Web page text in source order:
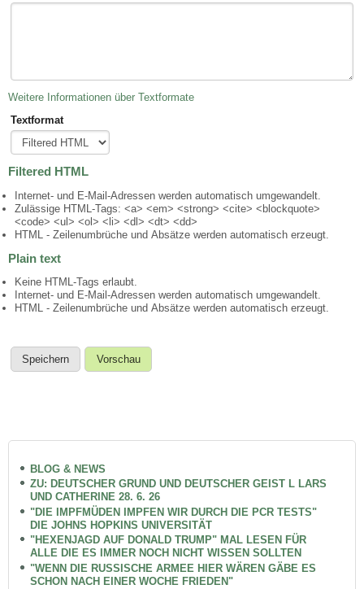
Weitere Informationen über Textformate
Textformat
Filtered HTML
Internet- und E-Mail-Adressen werden automatisch umgewandelt.
Zulässige HTML-Tags: <a> <em> <strong> <cite> <blockquote>
<code> <ul> <ol> <li> <dl> <dt> <dd>
HTML - Zeilenumbrüche und Absätze werden automatisch erzeugt.
Plain text
Keine HTML-Tags erlaubt.
Internet- und E-Mail-Adressen werden automatisch umgewandelt.
HTML - Zeilenumbrüche und Absätze werden automatisch erzeugt.
BLOG & NEWS
ZU: DEUTSCHER GRUND UND DEUTSCHER GEIST L LARS
UND CATHERINE 28. 6. 26
"DIE IMPFMÜDEN IMPFEN WIR DURCH DIE PCR TESTS"
DIE JOHNS HOPKINS UNIVERSITÄT
"HEXENJAGD AUF DONALD TRUMP" MAL LESEN FÜR
ALLE DIE ES IMMER NOCH NICHT WISSEN SOLLTEN
"WENN DIE RUSSISCHE ARMEE HIER WÄREN GÄBE ES
SCHON NACH EINER WOCHE FRIEDEN"